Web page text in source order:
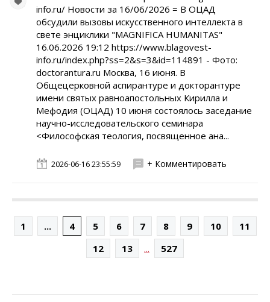
info.ru/ Новости за 16/06/2026 = В ОЦАД
обсудили вызовы искусственного интеллекта в
свете энциклики "MAGNIFICA HUMANITAS"
16.06.2026 19:12 https://www.blagovest-
info.ru/index.php?ss=2&s=3&id=114891 - Фото:
doctorantura.ru Москва, 16 июня. В
Общецерковной аспирантуре и докторантуре
имени святых равноапостольных Кирилла и
Мефодия (ОЦАД) 10 июня состоялось заседание
научно-исследовательского семинара
<Философская теология, посвященное ана...
2026-06-16 23:55:59 + Комментировать
1 ... 4 5 6 7 8 9 10
11
12
13 ... 527